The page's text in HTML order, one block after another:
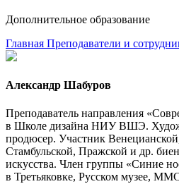
Дополнительное образование
Главная Преподаватели и
Александр Шабуров
Преподаватель направления
в Школе дизайна НИУ ВШЭ.
продюсер. Участник
Стамбульской, Пражской и др.
искусства. Член группы «Синие
в Третьяковке, Русском музее,